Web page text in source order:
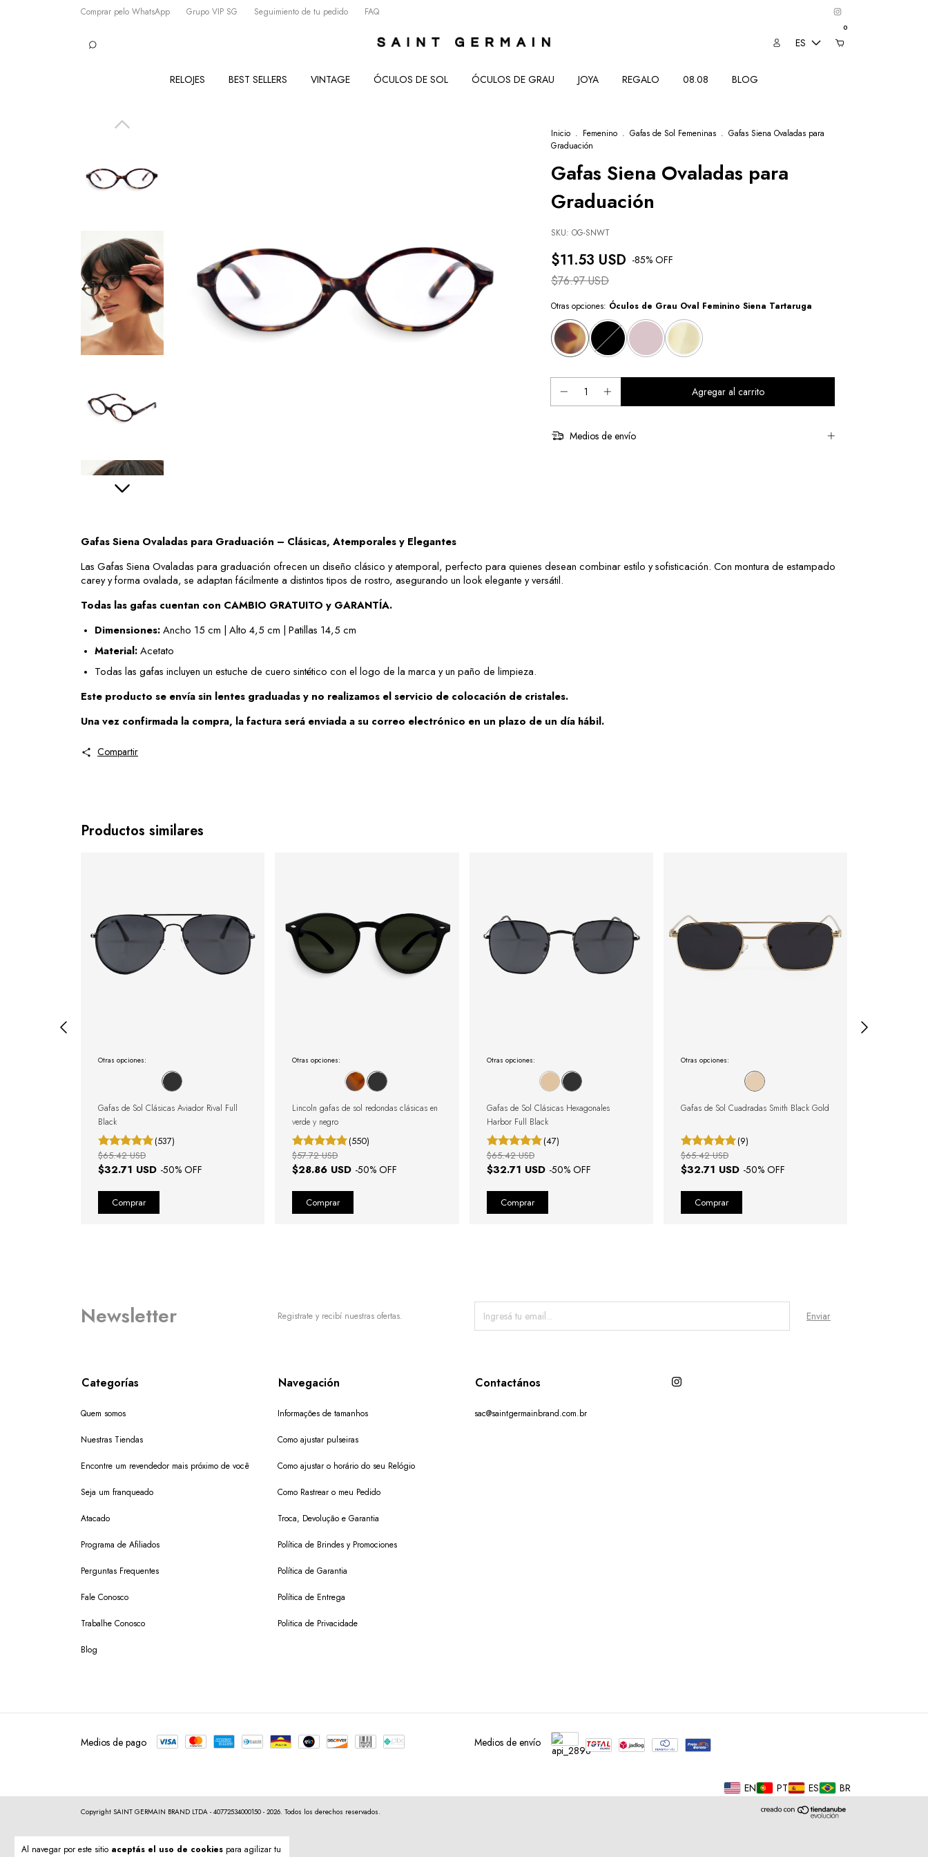
Comprar pelo WhatsApp Grupo VIP SG Seguimiento de tu pedido FAQ
ES
0
RELOJES BEST SELLERS VINTAGE ÓCULOS DE SOL ÓCULOS DE GRAU JOYA REGALO 08.08 BLOG
Al navegar por este sitio aceptás el uso de cookies para agilizar tu
Inicio . Femenino . Gafas de Sol Femeninas . Gafas Siena Ovaladas para
Graduación
Gafas Siena Ovaladas para
Graduación
SKU: OG-SNWT
$11.53 USD -85% OFF
$76.97 USD
Otras opciones: Óculos de Grau Oval Feminino Siena Tartaruga
Medios de envío
Gafas Siena Ovaladas para Graduación – Clásicas, Atemporales y Elegantes
Las Gafas Siena Ovaladas para graduación ofrecen un diseño clásico y atemporal, perfecto para quienes desean combinar estilo y sofisticación. Con montura de estampado
carey y forma ovalada, se adaptan fácilmente a distintos tipos de rostro, asegurando un look elegante y versátil.
Todas las gafas cuentan con CAMBIO GRATUITO y GARANTÍA.
Dimensiones: Ancho 15 cm | Alto 4,5 cm | Patillas 14,5 cm
Material: Acetato
Todas las gafas incluyen un estuche de cuero sintético con el logo de la marca y un paño de limpieza.
Este producto se envía sin lentes graduadas y no realizamos el servicio de colocación de cristales.
Una vez confirmada la compra, la factura será enviada a su correo electrónico en un plazo de un día hábil.
Compartir
Productos similares
Otras opciones:
Gafas de Sol Clásicas Aviador Rival Full
Black
(537)
$32.71 USD -50% OFF
$65.42 USD
Otras opciones:
Lincoln gafas de sol redondas clásicas en
verde y negro
(550)
$28.86 USD -50% OFF
$57.72 USD
Otras opciones:
Gafas de Sol Clásicas Hexagonales
Harbor Full Black
(47)
$32.71 USD -50% OFF
$65.42 USD
Otras opciones:
Gafas de Sol Cuadradas Smith Black Gold
(9)
$32.71 USD -50% OFF
$65.42 USD
Newsletter Registrate y recibí nuestras ofertas.
Categorías
Quem somos
Nuestras Tiendas
Encontre um revendedor mais próximo de você
Seja um franqueado
Atacado
Programa de Afiliados
Perguntas Frequentes
Fale Conosco
Trabalhe Conosco
Blog
Navegación
Informações de tamanhos
Como ajustar pulseiras
Como ajustar o horário do seu Relógio
Como Rastrear o meu Pedido
Troca, Devolução e Garantia
Política de Brindes y Promociones
Política de Garantia
Política de Entrega
Politica de Privacidade
Contactános
sac@saintgermainbrand.com.br
Medios de pago Medios de envío
EN PT ES BR
Copyright SAINT GERMAIN BRAND LTDA - 40772534000150 - 2026. Todos los derechos reservados.